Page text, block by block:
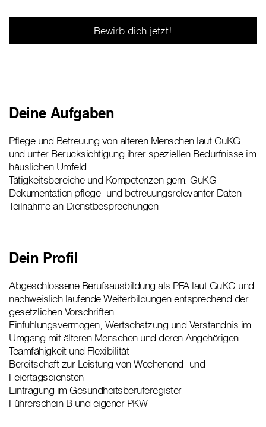
Bewirb dich jetzt!
Deine Aufgaben
Pflege und Betreuung von älteren Menschen laut GuKG
und unter Berücksichtigung ihrer speziellen Bedürfnisse im
häuslichen Umfeld
Tätigkeitsbereiche und Kompetenzen gem. GuKG
Dokumentation pflege- und betreuungsrelevanter Daten
Teilnahme an Dienstbesprechungen
Dein Profil
Abgeschlossene Berufsausbildung als PFA laut GuKG und
nachweislich laufende Weiterbildungen entsprechend der
gesetzlichen Vorschriften
Einfühlungsvermögen, Wertschätzung und Verständnis im
Umgang mit älteren Menschen und deren Angehörigen
Teamfähigkeit und Flexibilität
Bereitschaft zur Leistung von Wochenend- und
Feiertagsdiensten
Eintragung im Gesundheitsberuferegister
Führerschein B und eigener PKW